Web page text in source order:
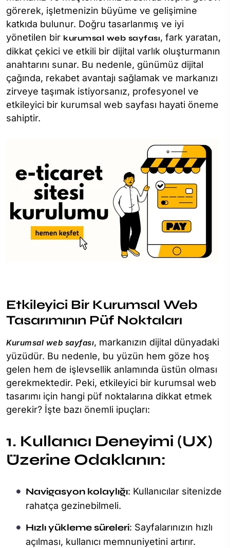
görerek, işletmenizin büyüme ve gelişimine
katkıda bulunur. Doğru tasarlanmış ve iyi
yönetilen bir kurumsal web sayfası, fark yaratan,
dikkat çekici ve etkili bir dijital varlık oluşturmanın
anahtarını sunar. Bu nedenle, günümüz dijital
çağında, rekabet avantajı sağlamak ve markanızı
zirveye taşımak istiyorsanız, profesyonel ve
etkileyici bir kurumsal web sayfası hayati öneme
sahiptir.
Etkileyici Bir Kurumsal Web
Tasarımının Püf Noktaları
Kurumsal web sayfası, markanızın dijital dünyadaki
yüzüdür. Bu nedenle, bu yüzün hem göze hoş
gelen hem de işlevsellik anlamında üstün olması
gerekmektedir. Peki, etkileyici bir kurumsal web
tasarımı için hangi püf noktalarına dikkat etmek
gerekir? İşte bazı önemli ipuçları:
1. Kullanıcı Deneyimi (UX)
Üzerine Odaklanın:
Navigasyon kolaylığı: Kullanıcılar sitenizde
rahatça gezinebilmeli.
Hızlı yükleme süreleri: Sayfalarınızın hızlı
açılması, kullanıcı memnuniyetini artırır.